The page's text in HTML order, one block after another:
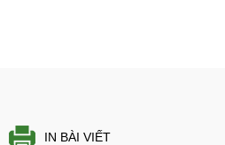
IN BÀI VIẾT